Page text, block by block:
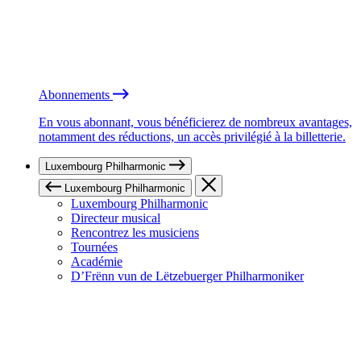
Abonnements
En vous abonnant, vous bénéficierez de nombreux avantages,
notamment des réductions, un accès privilégié à la billetterie.
Luxembourg Philharmonic
Luxembourg Philharmonic
Luxembourg Philharmonic
Directeur musical
Rencontrez les musiciens
Tournées
Académie
D’Frënn vun de Lëtzebuerger Philharmoniker